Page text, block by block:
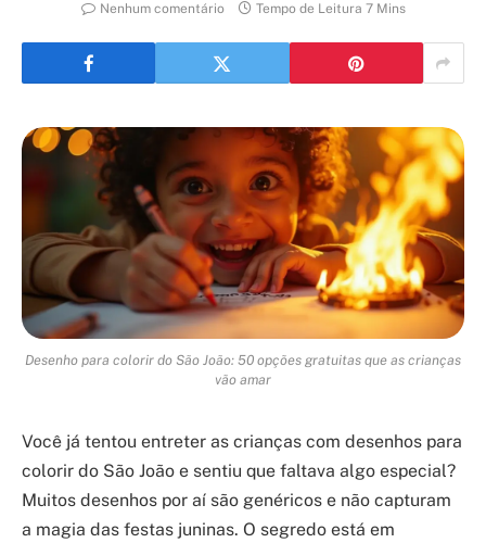
Nenhum comentário
Tempo de Leitura 7 Mins
Desenho para colorir do São João: 50 opções gratuitas que as crianças
vão amar
Você já tentou entreter as crianças com desenhos para
colorir do São João e sentiu que faltava algo especial?
Muitos desenhos por aí são genéricos e não capturam
a magia das festas juninas. O segredo está em